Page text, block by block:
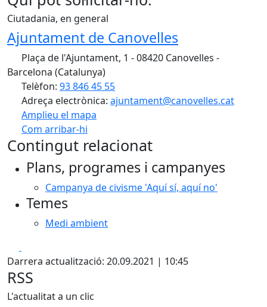
Ciutadania, en general
Ajuntament de Canovelles
Plaça de l'Ajuntament, 1 - 08420 Canovelles -
Barcelona (Catalunya)
Telèfon: 93 846 45 55
Adreça electrònica: ajuntament@canovelles.cat
Amplieu el mapa
Com arribar-hi
+
Contingut relacionat
Plans, programes i campanyes
Campanya de civisme 'Aquí sí, aquí no'
Temes
Medi ambient
Darrera actualització: 20.09.2021 | 10:45
RSS
L'actualitat a un clic